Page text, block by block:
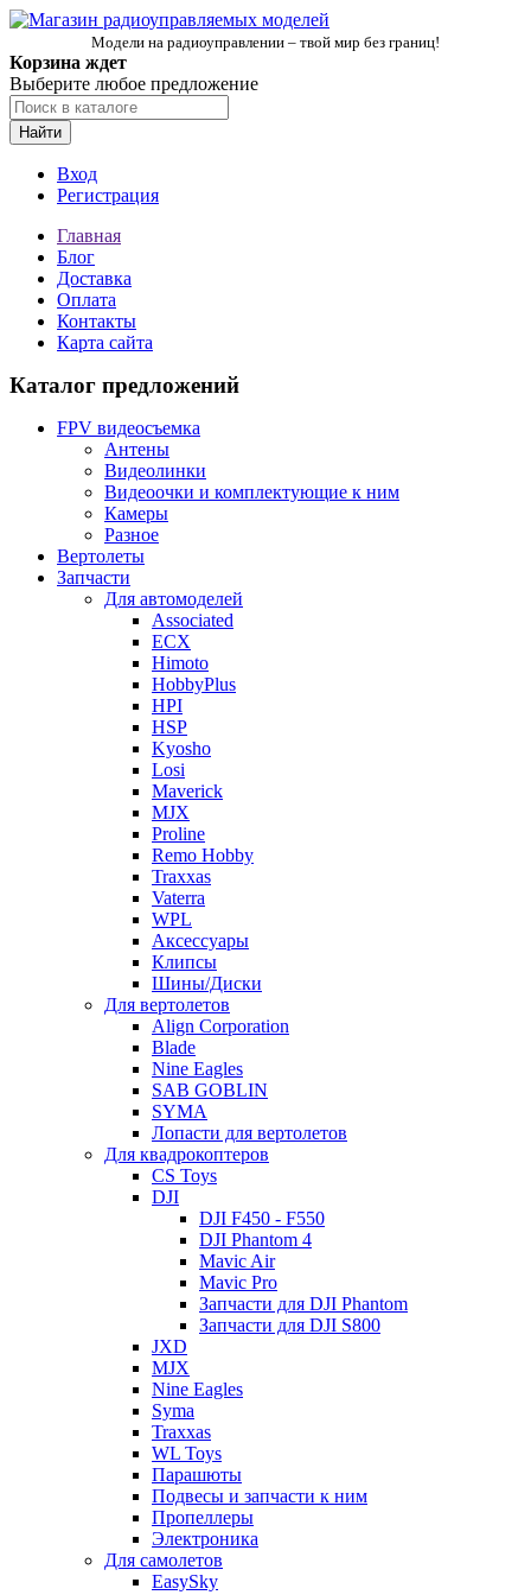
Модели на радиоуправлении – твой мир без границ!
Корзина ждет
Выберите любое предложение
Найти
Вход
Регистрация
Главная
Блог
Доставка
Оплата
Контакты
Карта сайта
Каталог предложений
FPV видеосъемка
Антены
Видеолинки
Видеоочки и комплектующие к ним
Камеры
Разное
Вертолеты
Запчасти
Для автомоделей
Associated
ECX
Himoto
HobbyPlus
HPI
HSP
Kyosho
Losi
Maverick
MJX
Proline
Remo Hobby
Traxxas
Vaterra
WPL
Аксессуары
Клипсы
Шины/Диски
Для вертолетов
Align Corporation
Blade
Nine Eagles
SAB GOBLIN
SYMA
Лопасти для вертолетов
Для квадрокоптеров
CS Toys
DJI
DJI F450 - F550
DJI Phantom 4
Mavic Air
Mavic Pro
Запчасти для DJI Phantom
Запчасти для DJI S800
JXD
MJX
Nine Eagles
Syma
Traxxas
WL Toys
Парашюты
Подвесы и запчасти к ним
Пропеллеры
Электроника
Для самолетов
EasySky